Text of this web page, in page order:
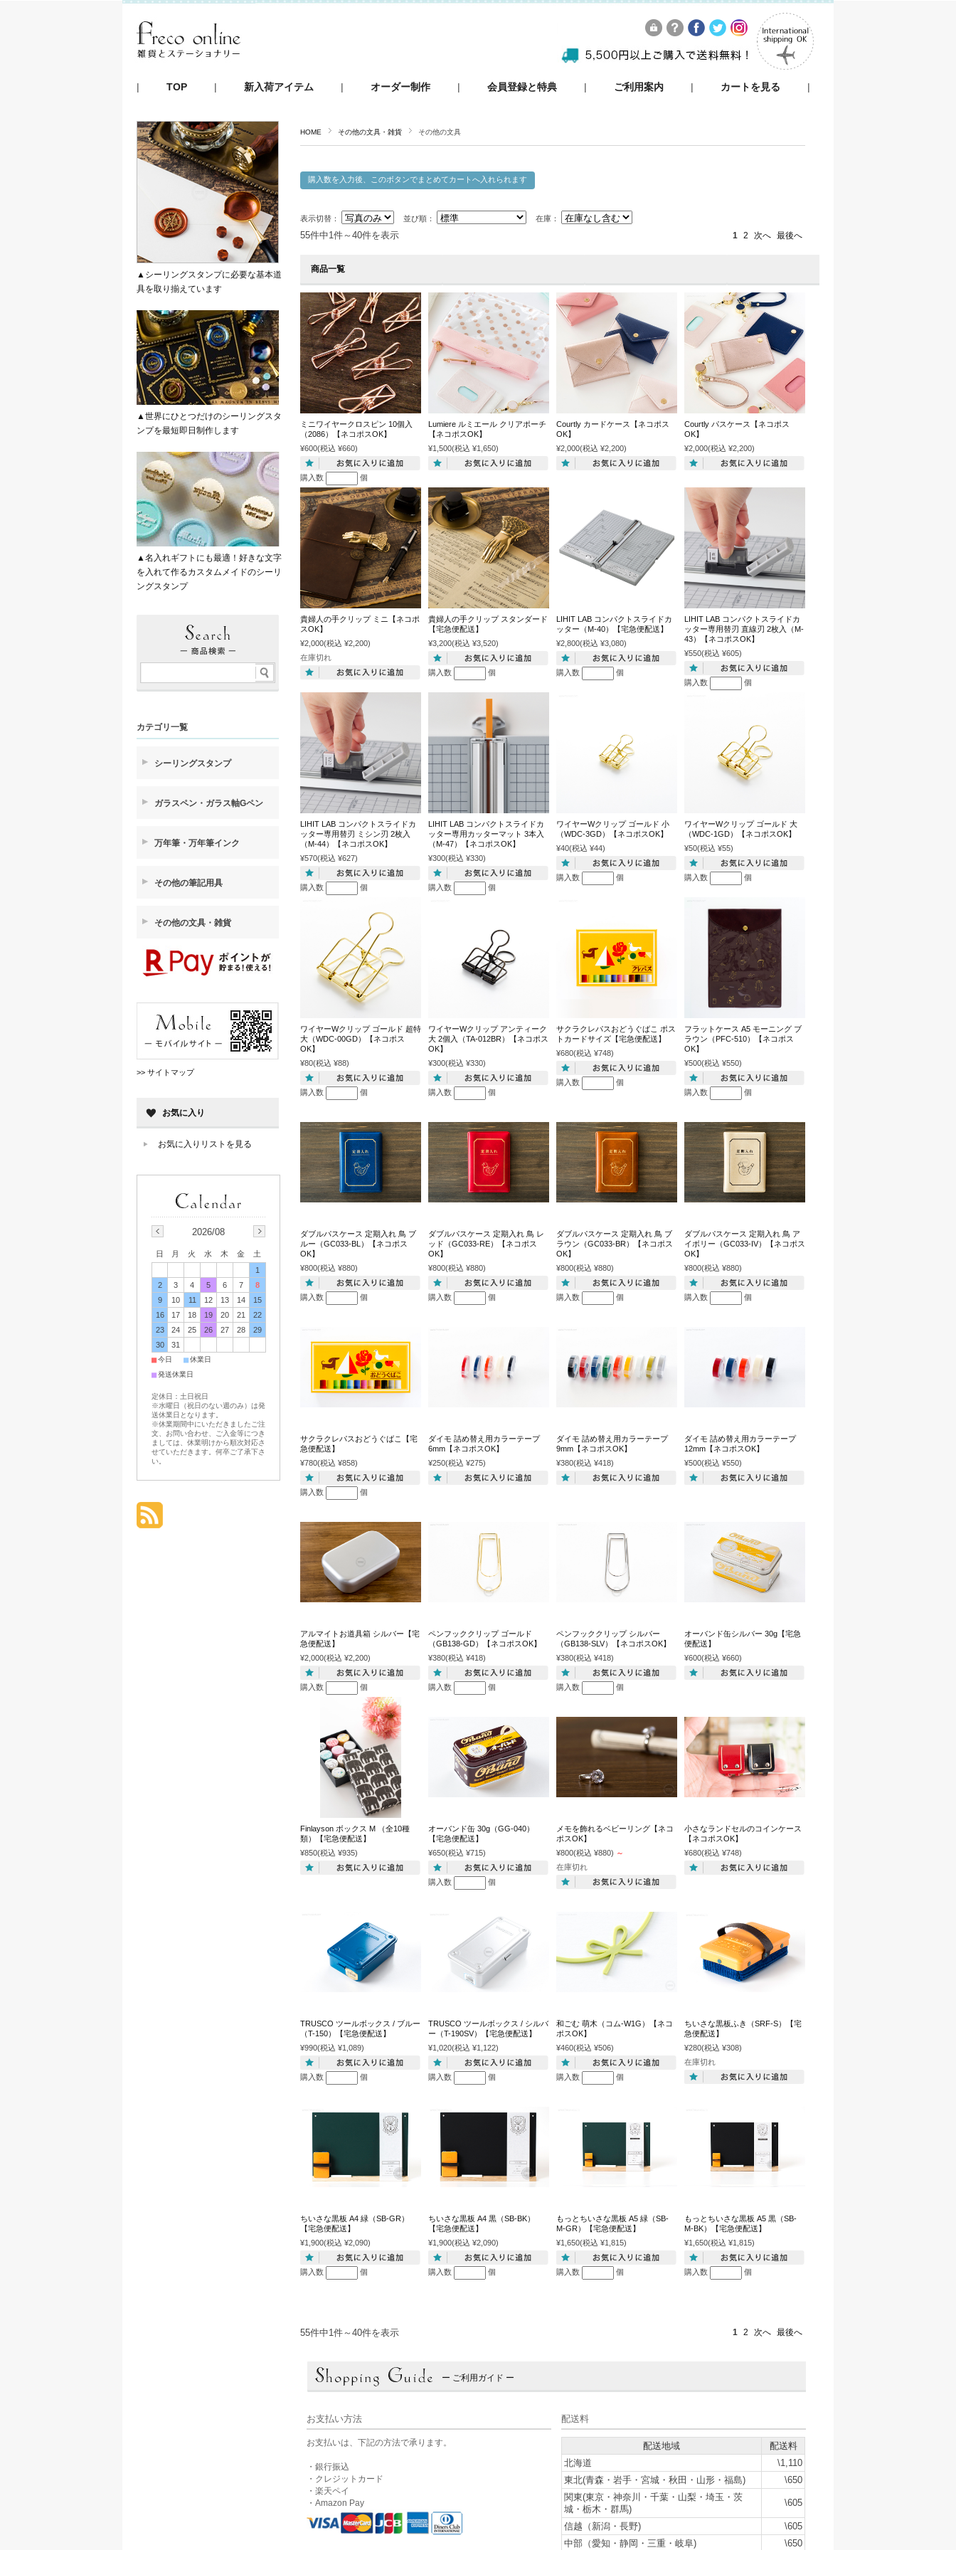
TOP 新入荷アイテム オーダー制作 会員登録と特典 ご利用案内 カートを見る
HOME その他の文具・雑貨 その他の文具
表示切替： 並び順： 在庫：
55件中1件～40件を表示 1 2 次へ 最後へ
商品一覧
ミニワイヤークロスピン 10個入
（2086）【ネコポスOK】
¥600(税込 ¥660)
購入数 個
Lumiere ルミエール クリアポーチ
【ネコポスOK】
¥1,500(税込 ¥1,650)
Courtly カードケース【ネコポス
OK】
¥2,000(税込 ¥2,200)
Courtly パスケース【ネコポス
OK】
¥2,000(税込 ¥2,200)
貴婦人の手クリップ ミニ【ネコポ
スOK】
¥2,000(税込 ¥2,200)
在庫切れ
貴婦人の手クリップ スタンダード
【宅急便配送】
¥3,200(税込 ¥3,520)
購入数 個
LIHIT LAB コンパクトスライドカ
ッター（M-40）【宅急便配送】
¥2,800(税込 ¥3,080)
購入数 個
LIHIT LAB コンパクトスライドカ
ッター専用替刃 直線刃 2枚入（M-
43）【ネコポスOK】
¥550(税込 ¥605)
購入数 個
LIHIT LAB コンパクトスライドカ
ッター専用替刃 ミシン刃 2枚入
（M-44）【ネコポスOK】
¥570(税込 ¥627)
購入数 個
LIHIT LAB コンパクトスライドカ
ッター専用カッターマット 3本入
（M-47）【ネコポスOK】
¥300(税込 ¥330)
購入数 個
ワイヤーWクリップ ゴールド 小
（WDC-3GD）【ネコポスOK】
¥40(税込 ¥44)
購入数 個
ワイヤーWクリップ ゴールド 大
（WDC-1GD）【ネコポスOK】
¥50(税込 ¥55)
購入数 個
ワイヤーWクリップ ゴールド 超特
大（WDC-00GD）【ネコポス
OK】
¥80(税込 ¥88)
購入数 個
ワイヤーWクリップ アンティーク
大 2個入（TA-012BR）【ネコポス
OK】
¥300(税込 ¥330)
購入数 個
サクラクレパスおどうぐばこ ポス
トカードサイズ【宅急便配送】
¥680(税込 ¥748)
購入数 個
フラットケース A5 モーニング ブ
ラウン（PFC-510）【ネコポス
OK】
¥500(税込 ¥550)
購入数 個
ダブルパスケース 定期入れ 鳥 ブ
ルー（GC033-BL）【ネコポス
OK】
¥800(税込 ¥880)
購入数 個
ダブルパスケース 定期入れ 鳥 レ
ッド（GC033-RE）【ネコポス
OK】
¥800(税込 ¥880)
購入数 個
ダブルパスケース 定期入れ 鳥 ブ
ラウン（GC033-BR）【ネコポス
OK】
¥800(税込 ¥880)
購入数 個
ダブルパスケース 定期入れ 鳥 ア
イボリー（GC033-IV）【ネコポス
OK】
¥800(税込 ¥880)
購入数 個
サクラクレパスおどうぐばこ【宅
急便配送】
¥780(税込 ¥858)
購入数 個
ダイモ 詰め替え用カラーテープ
6mm【ネコポスOK】
¥250(税込 ¥275)
ダイモ 詰め替え用カラーテープ
9mm【ネコポスOK】
¥380(税込 ¥418)
ダイモ 詰め替え用カラーテープ
12mm【ネコポスOK】
¥500(税込 ¥550)
アルマイトお道具箱 シルバー【宅
急便配送】
¥2,000(税込 ¥2,200)
購入数 個
ペンフッククリップ ゴールド
（GB138-GD）【ネコポスOK】
¥380(税込 ¥418)
購入数 個
ペンフッククリップ シルバー
（GB138-SLV）【ネコポスOK】
¥380(税込 ¥418)
購入数 個
オーバンド缶シルバー 30g【宅急
便配送】
¥600(税込 ¥660)
Finlayson ボックス M （全10種
類）【宅急便配送】
¥850(税込 ¥935)
オーバンド缶 30g（GG-040）
【宅急便配送】
¥650(税込 ¥715)
購入数 個
メモを飾れるベビーリング【ネコ
ポスOK】
¥800(税込 ¥880) ～
在庫切れ
小さなランドセルのコインケース
【ネコポスOK】
¥680(税込 ¥748)
TRUSCO ツールボックス / ブルー
（T-150）【宅急便配送】
¥990(税込 ¥1,089)
購入数 個
TRUSCO ツールボックス / シルバ
ー（T-190SV）【宅急便配送】
¥1,020(税込 ¥1,122)
購入数 個
和ごむ 萌木（コム-W1G）【ネコ
ポスOK】
¥460(税込 ¥506)
購入数 個
ちいさな黒板ふき（SRF-S）【宅
急便配送】
¥280(税込 ¥308)
在庫切れ
ちいさな黒板 A4 緑（SB-GR）
【宅急便配送】
¥1,900(税込 ¥2,090)
購入数 個
ちいさな黒板 A4 黒（SB-BK）
【宅急便配送】
¥1,900(税込 ¥2,090)
購入数 個
もっとちいさな黒板 A5 緑（SB-
M-GR）【宅急便配送】
¥1,650(税込 ¥1,815)
購入数 個
もっとちいさな黒板 A5 黒（SB-
M-BK）【宅急便配送】
¥1,650(税込 ¥1,815)
購入数 個
55件中1件～40件を表示 1 2 次へ 最後へ
ー ご利用ガイド ー
お支払い方法
お支払いは、下記の方法で承ります。
・銀行振込
・クレジットカード
・楽天ペイ
・Amazon Pay
配送料
配送地域
配送料
北海道
\1,110
東北(青森・岩手・宮城・秋田・山形・福島)
\650
関東(東京・神奈川・千葉・山梨・埼玉・茨
城・栃木・群馬)
\605
信越（新潟・長野)
\605
中部（愛知・静岡・三重・岐阜)
\650
▲シーリングスタンプに必要な基本道
具を取り揃えています
▲世界にひとつだけのシーリングスタ
ンプを最短即日制作します
▲名入れギフトにも最適！好きな文字
を入れて作るカスタムメイドのシーリ
ングスタンプ
カテゴリ一覧
シーリングスタンプ
ガラスペン・ガラス軸Gペン
万年筆・万年筆インク
その他の筆記用具
その他の文具・雑貨
>> サイトマップ
お気に入り
お気に入りリストを見る
2026/08
日 月 火 水 木 金
土
1
2
3 4 5 6 7
8
9
10 11 12 13 14
15
16
17 18 19 20 21
22
23
24 25 26 27 28
29
30
31
■今日 ■休業日
■発送休業日
定休日：土日祝日
※水曜日（祝日のない週のみ）は発
送休業日となります。
※休業期間中にいただきましたご注
文、お問い合わせ、ご入金等につき
ましては、休業明けから順次対応さ
せていただきます。何卒ご了承下さ
い。